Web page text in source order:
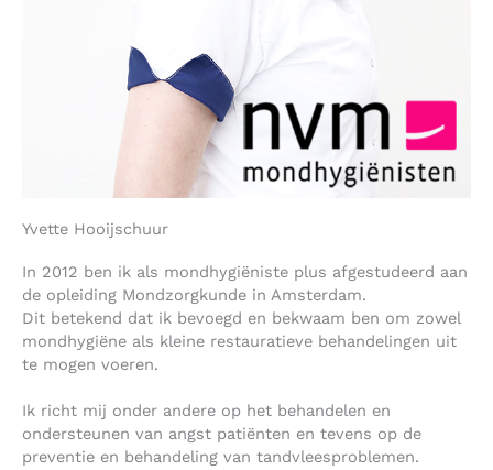
Yvette Hooijschuur
In 2012 ben ik als mondhygiëniste plus afgestudeerd aan
de opleiding Mondzorgkunde in Amsterdam.
Dit betekend dat ik bevoegd en bekwaam ben om zowel
mondhygiëne als kleine restauratieve behandelingen uit
te mogen voeren.
Ik richt mij onder andere op het behandelen en
ondersteunen van angst patiënten en tevens op de
preventie en behandeling van tandvleesproblemen.